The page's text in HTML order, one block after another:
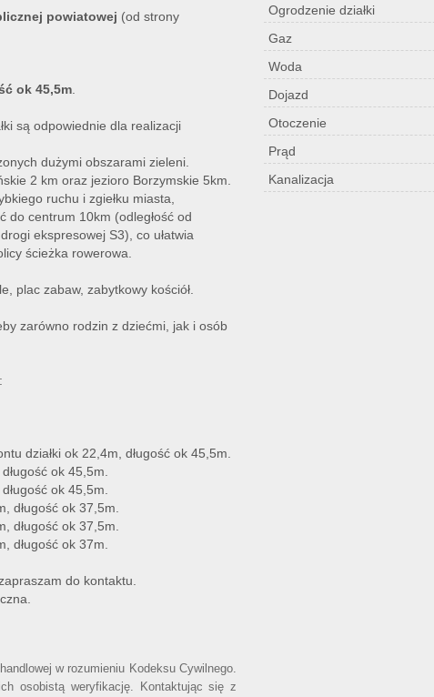
powiatowej (od strony
ok 45,5m
są odpowiednie dla realizacji
dużymi obszarami zieleni.
2 km oraz jezioro Borzymskie 5km.
ruchu i zgiełku miasta,
do centrum 10km (odległość od
ekspresowej S3), co ułatwia
ścieżka rowerowa.
plac zabaw, zabytkowy kościół.
zarówno rodzin z dziećmi, jak i osób
działki ok 22,4m, długość ok 45,5m.
ok 45,5m.
ok 45,5m.
długość ok 37,5m.
długość ok 37,5m.
długość ok 37m.
do kontaktu.
w rozumieniu Kodeksu Cywilnego.
osobistą weryfikację. Kontaktując się z
Ogrodzenie działki
Gaz
Woda
Dojazd
Otoczenie
Prąd
Kanalizacja